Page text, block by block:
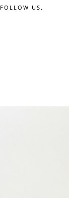
FOLLOW US.